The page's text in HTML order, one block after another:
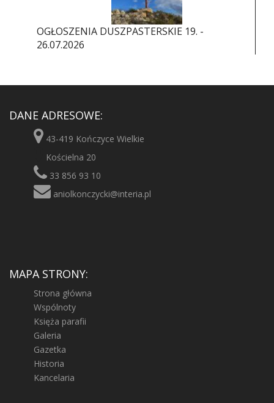
OGŁOSZENIA DUSZPASTERSKIE 19. -
26.07.2026
DANE ADRESOWE:
43-419 Kończyce Wielkie
Kościelna 20
33 856 93 10
aniolkonczycki@interia.pl
MAPA STRONY:
Strona główna
Wspólnoty
Księża parafii
Galeria
Gazetka
Historia
Kancelaria